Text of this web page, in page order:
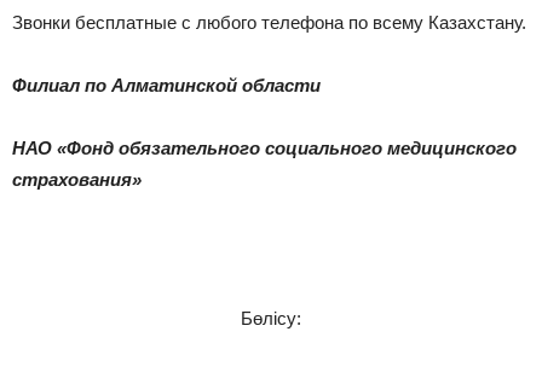
Звонки бесплатные с любого телефона по всему Казахстану.
Филиал по Алматинской области
НАО «Фонд обязательного социального медицинского
страхования»
Бөлісу: